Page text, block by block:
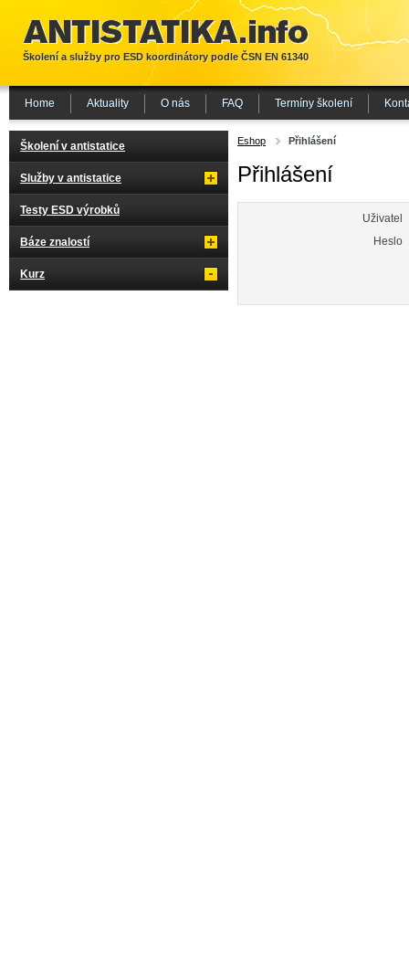
Eshop Přihlášení
Přihlášení
Uživatel
Heslo
Školení v antistatice
Služby v antistatice
Testy ESD výrobků
Báze znalostí
Kurz
Školení a služby pro ESD koordinátory podle ČSN EN 61340
Home Aktuality O nás FAQ Termíny školení